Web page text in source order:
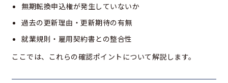
無期転換申込権が発生していないか
過去の更新理由・更新期待の有無
就業規則・雇用契約書との整合性
ここでは、これらの確認ポイントについて解説します。